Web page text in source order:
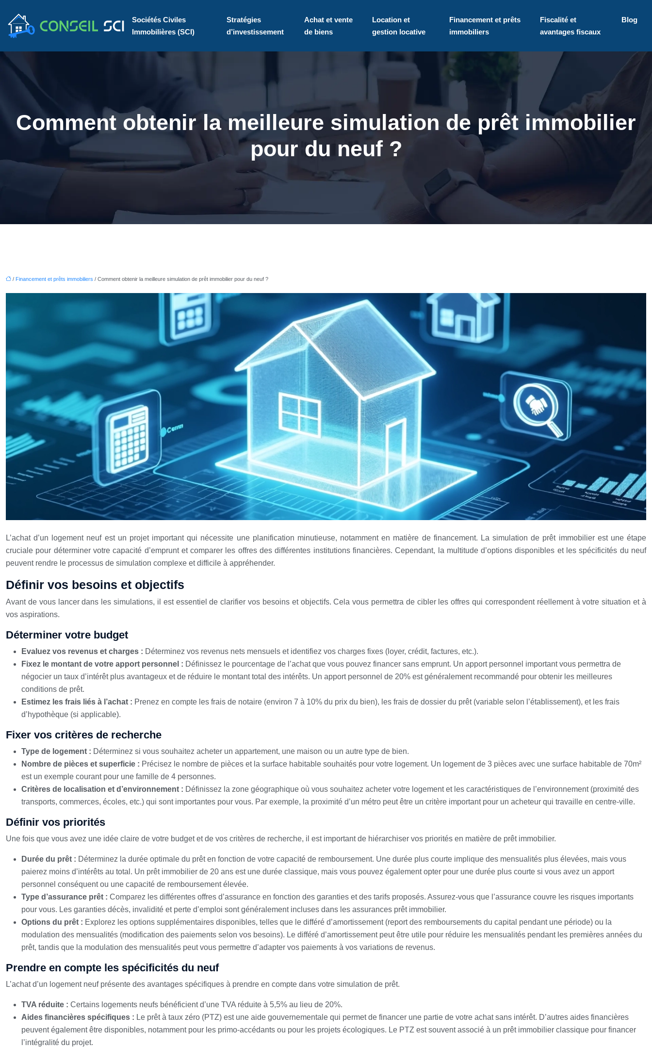
Sociétés Civiles
Immobilières (SCI)
Stratégies
d’investissement
Achat et vente
de biens
Location et
gestion locative
Financement et prêts
immobiliers
Fiscalité et
avantages fiscaux
Blog
Comment obtenir la meilleure simulation de prêt immobilier
pour du neuf ?
/ Financement et prêts immobiliers / Comment obtenir la meilleure simulation de prêt immobilier pour du neuf ?
L’achat d’un logement neuf est un projet important qui nécessite une planification minutieuse, notamment en matière de financement. La simulation de prêt immobilier est une étape
cruciale pour déterminer votre capacité d’emprunt et comparer les offres des différentes institutions financières. Cependant, la multitude d’options disponibles et les spécificités du neuf
peuvent rendre le processus de simulation complexe et difficile à appréhender.
Définir vos besoins et objectifs
Avant de vous lancer dans les simulations, il est essentiel de clarifier vos besoins et objectifs. Cela vous permettra de cibler les offres qui correspondent réellement à votre situation et à
vos aspirations.
Déterminer votre budget
Evaluez vos revenus et charges : Déterminez vos revenus nets mensuels et identifiez vos charges fixes (loyer, crédit, factures, etc.).
Fixez le montant de votre apport personnel : Définissez le pourcentage de l’achat que vous pouvez financer sans emprunt. Un apport personnel important vous permettra de
négocier un taux d’intérêt plus avantageux et de réduire le montant total des intérêts. Un apport personnel de 20% est généralement recommandé pour obtenir les meilleures
conditions de prêt.
Estimez les frais liés à l’achat : Prenez en compte les frais de notaire (environ 7 à 10% du prix du bien), les frais de dossier du prêt (variable selon l’établissement), et les frais
d’hypothèque (si applicable).
Fixer vos critères de recherche
Type de logement : Déterminez si vous souhaitez acheter un appartement, une maison ou un autre type de bien.
Nombre de pièces et superficie : Précisez le nombre de pièces et la surface habitable souhaités pour votre logement. Un logement de 3 pièces avec une surface habitable de 70m²
est un exemple courant pour une famille de 4 personnes.
Critères de localisation et d’environnement : Définissez la zone géographique où vous souhaitez acheter votre logement et les caractéristiques de l’environnement (proximité des
transports, commerces, écoles, etc.) qui sont importantes pour vous. Par exemple, la proximité d’un métro peut être un critère important pour un acheteur qui travaille en centre-ville.
Définir vos priorités
Une fois que vous avez une idée claire de votre budget et de vos critères de recherche, il est important de hiérarchiser vos priorités en matière de prêt immobilier.
Durée du prêt : Déterminez la durée optimale du prêt en fonction de votre capacité de remboursement. Une durée plus courte implique des mensualités plus élevées, mais vous
paierez moins d’intérêts au total. Un prêt immobilier de 20 ans est une durée classique, mais vous pouvez également opter pour une durée plus courte si vous avez un apport
personnel conséquent ou une capacité de remboursement élevée.
Type d’assurance prêt : Comparez les différentes offres d’assurance en fonction des garanties et des tarifs proposés. Assurez-vous que l’assurance couvre les risques importants
pour vous. Les garanties décès, invalidité et perte d’emploi sont généralement incluses dans les assurances prêt immobilier.
Options du prêt : Explorez les options supplémentaires disponibles, telles que le différé d’amortissement (report des remboursements du capital pendant une période) ou la
modulation des mensualités (modification des paiements selon vos besoins). Le différé d’amortissement peut être utile pour réduire les mensualités pendant les premières années du
prêt, tandis que la modulation des mensualités peut vous permettre d’adapter vos paiements à vos variations de revenus.
Prendre en compte les spécificités du neuf
L’achat d’un logement neuf présente des avantages spécifiques à prendre en compte dans votre simulation de prêt.
TVA réduite : Certains logements neufs bénéficient d’une TVA réduite à 5,5% au lieu de 20%.
Aides financières spécifiques : Le prêt à taux zéro (PTZ) est une aide gouvernementale qui permet de financer une partie de votre achat sans intérêt. D’autres aides financières
peuvent également être disponibles, notamment pour les primo-accédants ou pour les projets écologiques. Le PTZ est souvent associé à un prêt immobilier classique pour financer
l’intégralité du projet.